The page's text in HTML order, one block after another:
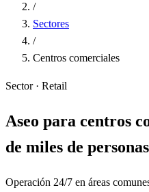
/
Sectores
/
Centros comerciales
Sector · Retail
Aseo para centros
de miles de
Operación 24/7 en áreas